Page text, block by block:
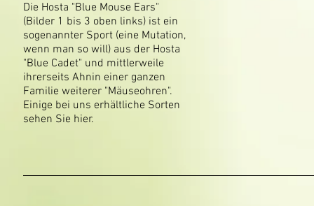
Die Hosta "Blue Mouse Ears"
(Bilder 1 bis 3 oben links) ist ein
sogenannter Sport (eine Mutation,
wenn man so will) aus der Hosta
"Blue Cadet" und mittlerweile
ihrerseits Ahnin einer ganzen
Familie weiterer "Mäuseohren".
Einige bei uns erhältliche Sorten
sehen Sie hier.